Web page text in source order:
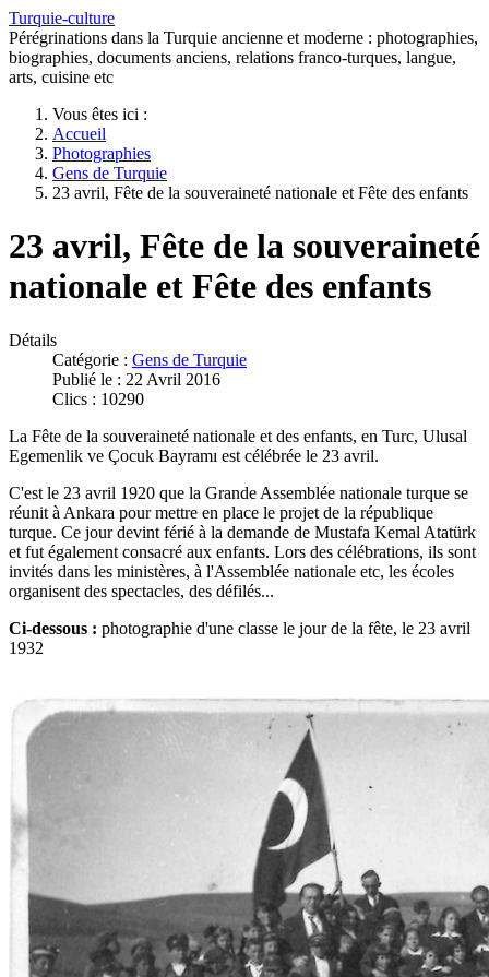
Turquie-culture
Pérégrinations dans la Turquie ancienne et moderne : photographies,
biographies, documents anciens, relations franco-turques, langue,
arts, cuisine etc
Vous êtes ici :
Accueil
Photographies
Gens de Turquie
23 avril, Fête de la souveraineté nationale et Fête des enfants
23 avril, Fête de la souveraineté
nationale et Fête des enfants
Détails
Catégorie : Gens de Turquie
Publié le : 22 Avril 2016
Clics : 10290
La Fête de la souveraineté nationale et des enfants, en Turc, Ulusal
Egemenlik ve Çocuk Bayramı est célébrée le 23 avril.
C'est le 23 avril 1920 que la Grande Assemblée nationale turque se
réunit à Ankara pour mettre en place le projet de la république
turque. Ce jour devint férié à la demande de Mustafa Kemal Atatürk
et fut également consacré aux enfants. Lors des célébrations, ils sont
invités dans les ministères, à l'Assemblée nationale etc, les écoles
organisent des spectacles, des défilés...
Ci-dessous : photographie d'une classe le jour de la fête, le 23 avril
1932